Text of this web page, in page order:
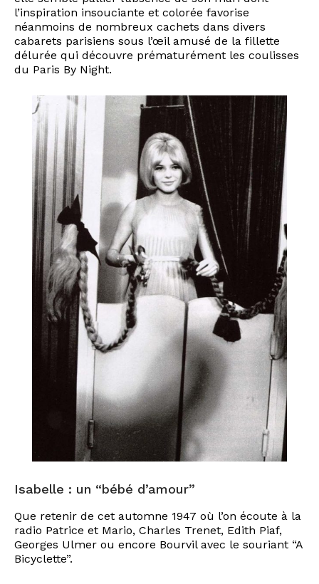
l’inspiration insouciante et colorée favorise
néanmoins de nombreux cachets dans divers
cabarets parisiens sous l’œil amusé de la fillette
délurée qui découvre prématurément les coulisses
du Paris By Night.
Isabelle : un “bébé d’amour”
Que retenir de cet automne 1947 où l’on écoute à la
radio Patrice et Mario, Charles Trenet, Edith Piaf,
Georges Ulmer ou encore Bourvil avec le souriant “A
Bicyclette”.